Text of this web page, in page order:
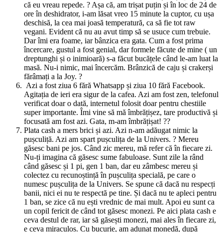
că eu vreau repede. ? Așa că, am trișat puțin și în loc de 24 de
ore în deshidrator, i-am lăsat vreo 15 minute la cuptor, cu ușa
deschisă, la cea mai joasă temperatură, ca să fie tot raw
vegani. Evident că nu au avut timp să se usuce cum trebuie.
Dar îmi era foame, iar bânzica era gata. Cum a fost prima
încercare, gustul a fost genial, dar formele făcute de mine ( un
dreptunghi și o inimioară) s-a făcut bucățele când le-am luat la
masă. Nu-i nimic, mai încercăm. Brânzică de caju și crakerși
fărâmați a la Joy. ?
Azi a fost ziua 6 fără Whatsapp și ziua 10 fără Facebook.
Agitația de ieri era sigur de la cafea. Azi am fost zen, telefonul
verificat doar o dată, internetul folosit doar pentru chestiile
super importante. Îmi vine să mă îmbrățișez, tare productivă și
focusată am fost azi. Gata, m-am îmbrățișat! ??
Plata cash a mers brici și azi. Azi n-am adăugat nimic la
pușculiță. Azi am spart pușculița de la Univers. ? Mereu
găsesc bani pe jos. Când zic mereu, mă refer că în fiecare zi.
Nu-ți imagina că găsesc sume fabuloase. Sunt zile la rând
când găsesc și 1 pi, gen 1 ban, dar eu zâmbesc mereu și
colectez cu recunoștință în pușculița specială, pe care o
numesc pușculița de la Univers. Se spune că dacă nu respecți
banii, nici ei nu te respectă pe tine. Și dacă nu te apleci pentru
1 ban, se zice că nu ești vrednic de mai mult. Apoi eu sunt ca
un copil fericit de când tot găsesc monezi. Pe aici plata cash e
ceva destul de rar, iar să găsești monezi, mai ales în fiecare zi,
e ceva miraculos. Cu bucurie, am adunat monedă, după